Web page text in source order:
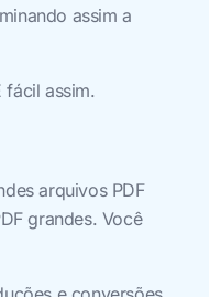
assim a
fácil assim.
arquivos PDF
grandes. Você